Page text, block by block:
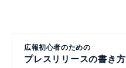
広報初心者のための
プレスリリースの書き方